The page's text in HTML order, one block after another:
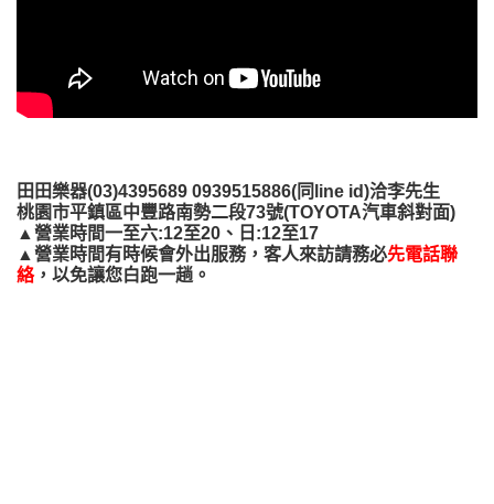
田田樂器(03)4395689 0939515886(同line id)洽李先生
桃園市平鎮區中豐路南勢二段73號(TOYOTA汽車斜對面)
▲營業時間一至六:12至20、日:12至17
▲營業時間有時候會外出服務，客人來訪請務必先電話聯
絡，以免讓您白跑一趟。